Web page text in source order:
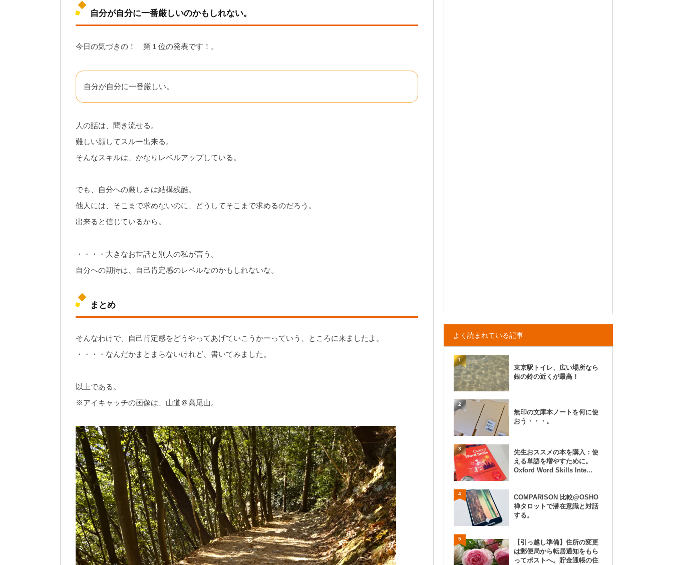
自分が自分に一番厳しいのかもしれない。
今日の気づきの！ 第１位の発表です！。
自分が自分に一番厳しい。
人の話は、聞き流せる。
難しい顔してスルー出来る。
そんなスキルは、かなりレベルアップしている。
でも、自分への厳しさは結構残酷。
他人には、そこまで求めないのに、どうしてそこまで求めるのだろう。
出来ると信じているから。
・・・・大きなお世話と別人の私が言う。
自分への期待は、自己肯定感のレベルなのかもしれないな。
まとめ
そんなわけで、自己肯定感をどうやってあげていこうかーっていう、ところに来ましたよ。
・・・・なんだかまとまらないけれど、書いてみました。
以上である。
※アイキャッチの画像は、山道＠高尾山。
よく読まれている記事
1
東京駅トイレ、広い場所なら
銀の鈴の近くが最高！
2
無印の文庫本ノートを何に使
おう・・・。
3
先生おススメの本を購入：使
える単語を増やすために。
Oxford Word Skills Inte...
4
COMPARISON 比較@OSHO
禅タロットで潜在意識と対話
する。
5
【引っ越し準備】住所の変更
は郵便局から転居通知をもら
ってポストへ。貯金通帳の住